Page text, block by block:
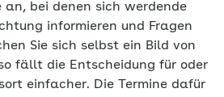
an, bei denen sich werdende
informieren und Fragen
Sie sich selbst ein Bild von
fällt die Entscheidung für oder
einfacher. Die Termine dafür